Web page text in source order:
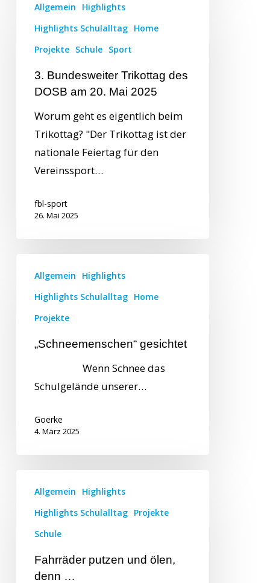
Allgemein
Highlights
Highlights Schulalltag Home
Projekte Schule Sport
3. Bundesweiter Trikottag des
DOSB am 20. Mai 2025
Worum geht es eigentlich beim
Trikottag? "Der Trikottag ist der
nationale Feiertag für den
Vereinssport…
fbl-sport
26. Mai 2025
Allgemein
Highlights
Highlights Schulalltag Home
Projekte
„Schneemenschen“ gesichtet
Wenn Schnee das
Schulgelände unserer…
Goerke
4. März 2025
Allgemein
Highlights
Highlights Schulalltag Projekte
Schule
Fahrräder putzen und ölen,
denn …